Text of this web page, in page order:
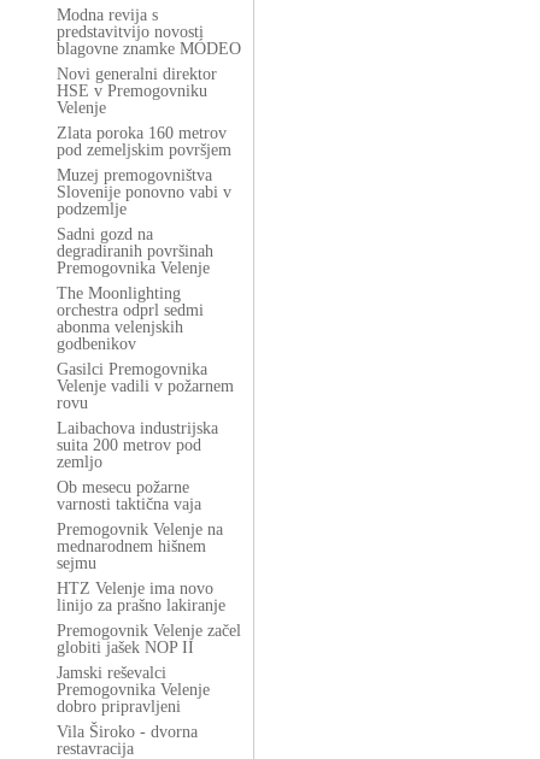
Modna revija s
predstavitvijo novosti
blagovne znamke MÓDEO
Novi generalni direktor
HSE v Premogovniku
Velenje
Zlata poroka 160 metrov
pod zemeljskim površjem
Muzej premogovništva
Slovenije ponovno vabi v
podzemlje
Sadni gozd na
degradiranih površinah
Premogovnika Velenje
The Moonlighting
orchestra odprl sedmi
abonma velenjskih
godbenikov
Gasilci Premogovnika
Velenje vadili v požarnem
rovu
Laibachova industrijska
suita 200 metrov pod
zemljo
Ob mesecu požarne
varnosti taktična vaja
Premogovnik Velenje na
mednarodnem hišnem
sejmu
HTZ Velenje ima novo
linijo za prašno lakiranje
Premogovnik Velenje začel
globiti jašek NOP II
Jamski reševalci
Premogovnika Velenje
dobro pripravljeni
Vila Široko - dvorna
restavracija